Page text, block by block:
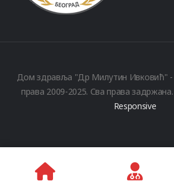
Дом здравља "Др Милутин Ивковић" -
права 2009-2025. Сва права
Responsive